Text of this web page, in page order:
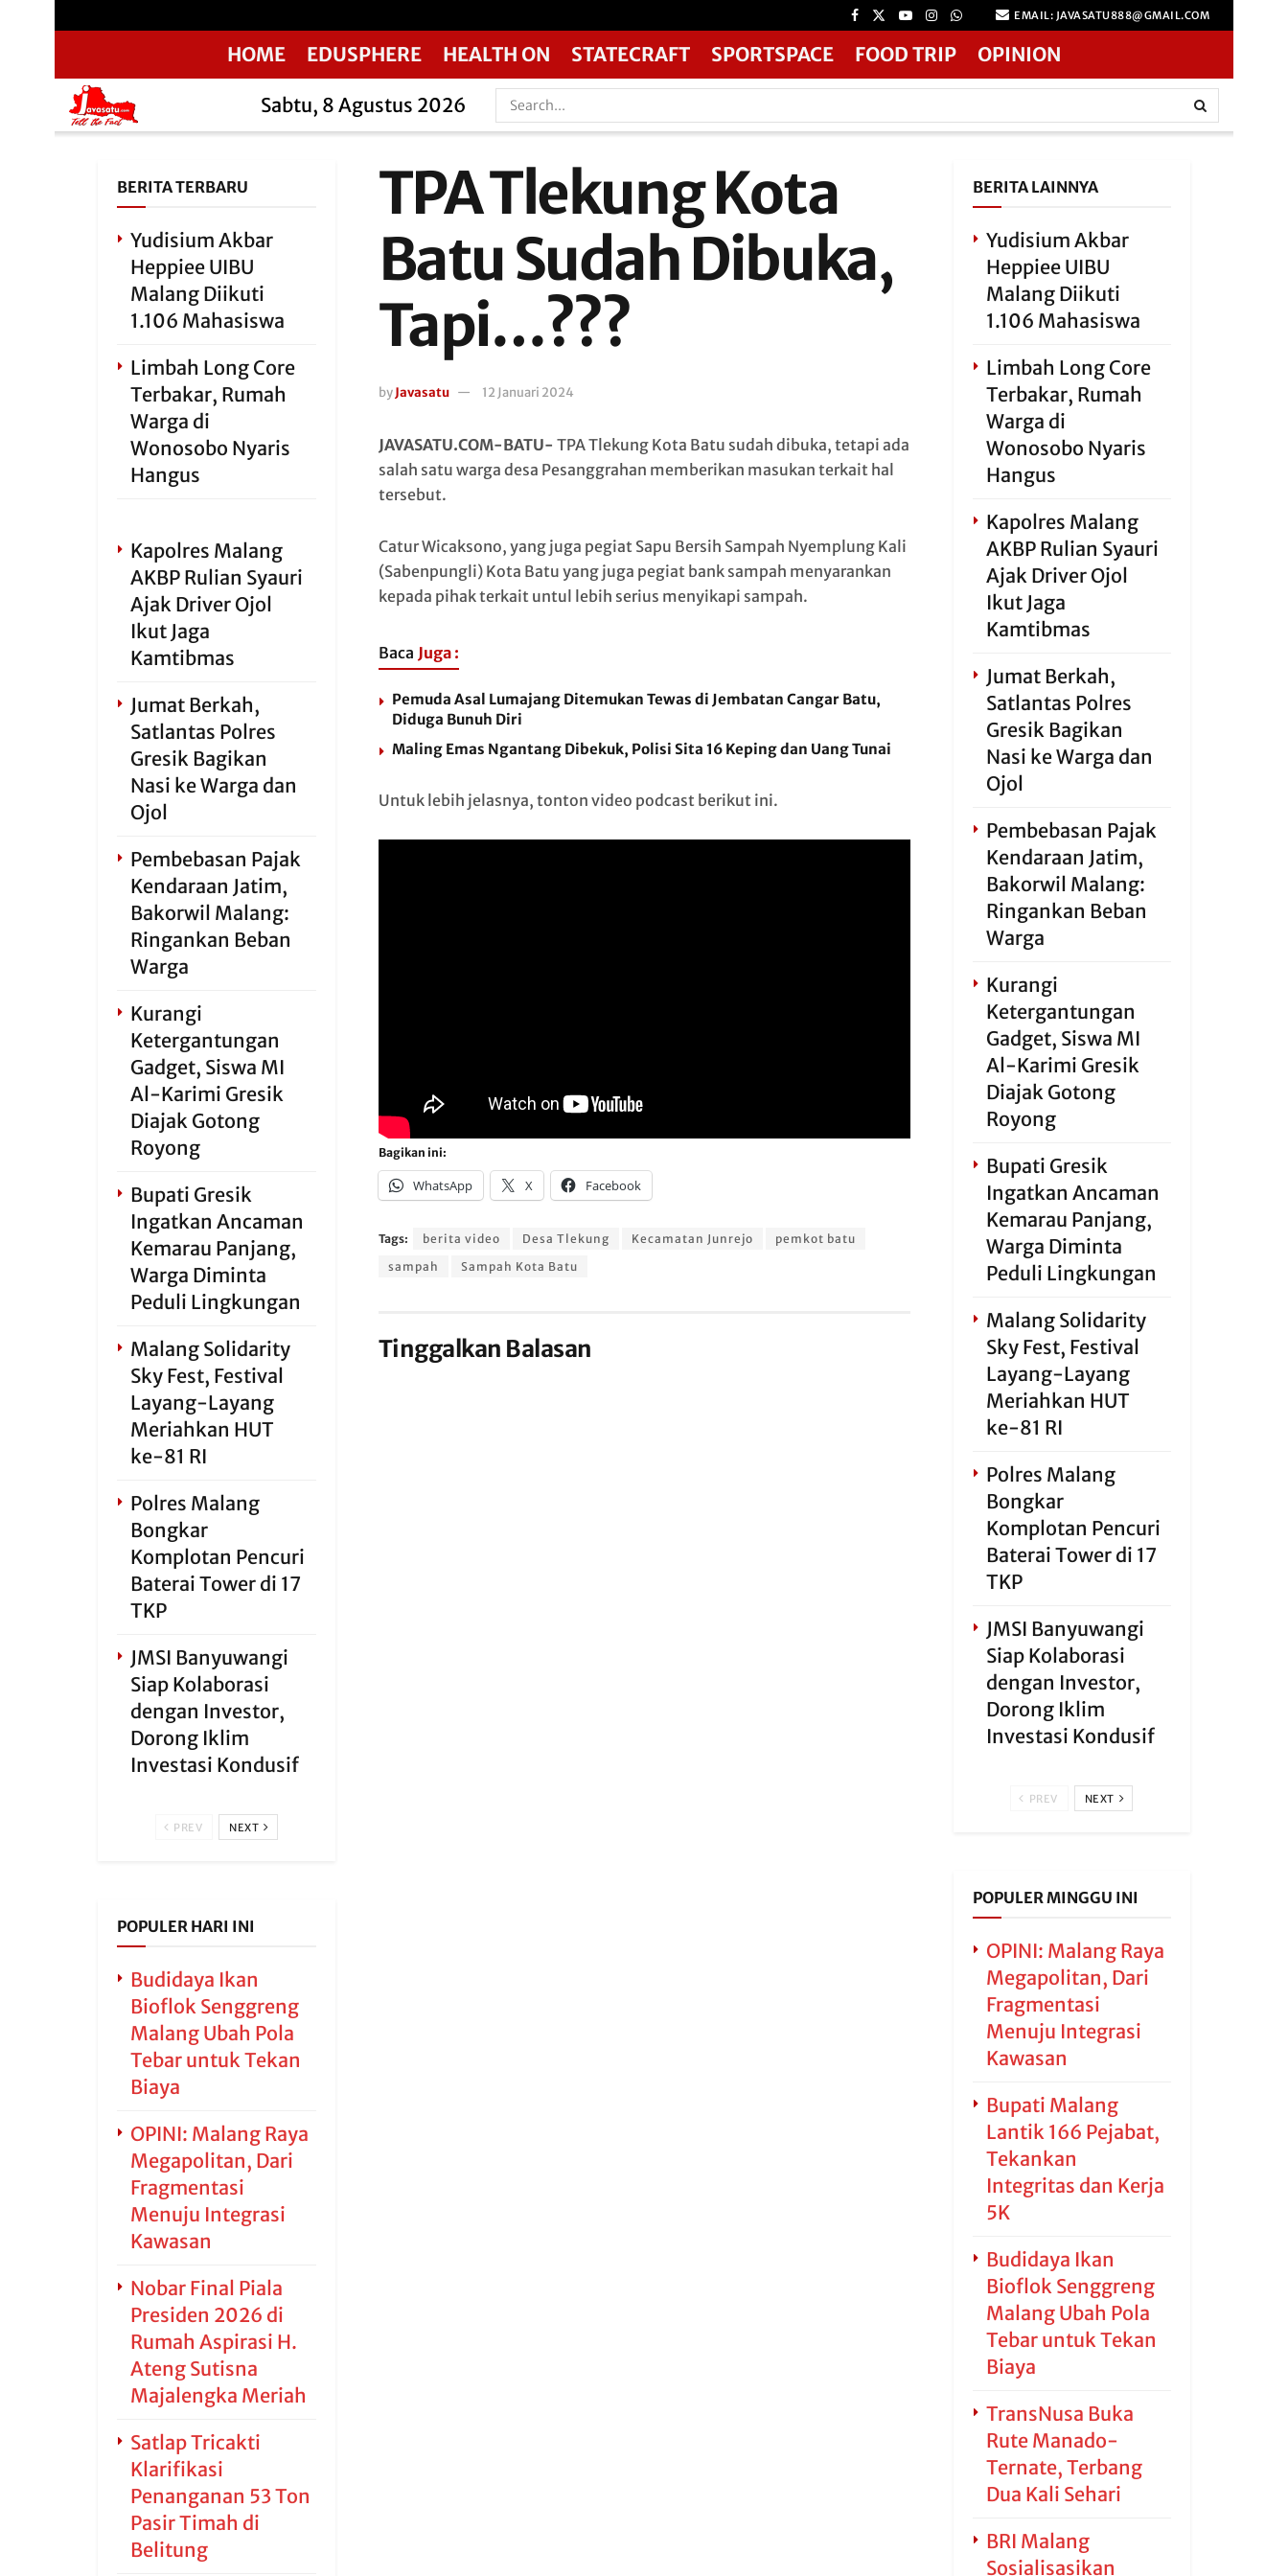
EMAIL: JAVASATU888@GMAIL.COM
HOME EDUSPHERE HEALTH ON STATECRAFT SPORTSPACE FOOD TRIP OPINION
Sabtu, 8 Agustus 2026
TPA Tlekung Kota
Batu Sudah Dibuka,
Tapi…???
by Javasatu 12 Januari 2024
JAVASATU.COM-BATU- TPA Tlekung Kota Batu sudah dibuka, tetapi ada
salah satu warga desa Pesanggrahan memberikan masukan terkait hal
tersebut.
Catur Wicaksono, yang juga pegiat Sapu Bersih Sampah Nyemplung Kali
(Sabenpungli) Kota Batu yang juga pegiat bank sampah menyarankan
kepada pihak terkait untul lebih serius menyikapi sampah.
Baca Juga :
Pemuda Asal Lumajang Ditemukan Tewas di Jembatan Cangar Batu,
Diduga Bunuh Diri
Maling Emas Ngantang Dibekuk, Polisi Sita 16 Keping dan Uang Tunai
Untuk lebih jelasnya, tonton video podcast berikut ini.
Bagikan ini:
WhatsApp X Facebook
Tags: berita video Desa Tlekung Kecamatan Junrejo
pemkot batu
sampah
Sampah Kota Batu
Tinggalkan Balasan
BERITA TERBARU
Yudisium Akbar
Heppiee UIBU
Malang Diikuti
1.106 Mahasiswa
Limbah Long Core
Terbakar, Rumah
Warga di
Wonosobo Nyaris
Hangus
Kapolres Malang
AKBP Rulian Syauri
Ajak Driver Ojol
Ikut Jaga
Kamtibmas
Jumat Berkah,
Satlantas Polres
Gresik Bagikan
Nasi ke Warga dan
Ojol
Pembebasan Pajak
Kendaraan Jatim,
Bakorwil Malang:
Ringankan Beban
Warga
Kurangi
Ketergantungan
Gadget, Siswa MI
Al-Karimi Gresik
Diajak Gotong
Royong
Bupati Gresik
Ingatkan Ancaman
Kemarau Panjang,
Warga Diminta
Peduli Lingkungan
Malang Solidarity
Sky Fest, Festival
Layang-Layang
Meriahkan HUT
ke-81 RI
Polres Malang
Bongkar
Komplotan Pencuri
Baterai Tower di 17
TKP
JMSI Banyuwangi
Siap Kolaborasi
dengan Investor,
Dorong Iklim
Investasi Kondusif
PREV NEXT
POPULER HARI INI
Budidaya Ikan
Bioflok Senggreng
Malang Ubah Pola
Tebar untuk Tekan
Biaya
OPINI: Malang Raya
Megapolitan, Dari
Fragmentasi
Menuju Integrasi
Kawasan
Nobar Final Piala
Presiden 2026 di
Rumah Aspirasi H.
Ateng Sutisna
Majalengka Meriah
Satlap Tricakti
Klarifikasi
Penanganan 53 Ton
Pasir Timah di
Belitung
BERITA LAINNYA
Yudisium Akbar
Heppiee UIBU
Malang Diikuti
1.106 Mahasiswa
Limbah Long Core
Terbakar, Rumah
Warga di
Wonosobo Nyaris
Hangus
Kapolres Malang
AKBP Rulian Syauri
Ajak Driver Ojol
Ikut Jaga
Kamtibmas
Jumat Berkah,
Satlantas Polres
Gresik Bagikan
Nasi ke Warga dan
Ojol
Pembebasan Pajak
Kendaraan Jatim,
Bakorwil Malang:
Ringankan Beban
Warga
Kurangi
Ketergantungan
Gadget, Siswa MI
Al-Karimi Gresik
Diajak Gotong
Royong
Bupati Gresik
Ingatkan Ancaman
Kemarau Panjang,
Warga Diminta
Peduli Lingkungan
Malang Solidarity
Sky Fest, Festival
Layang-Layang
Meriahkan HUT
ke-81 RI
Polres Malang
Bongkar
Komplotan Pencuri
Baterai Tower di 17
TKP
JMSI Banyuwangi
Siap Kolaborasi
dengan Investor,
Dorong Iklim
Investasi Kondusif
PREV NEXT
POPULER MINGGU INI
OPINI: Malang Raya
Megapolitan, Dari
Fragmentasi
Menuju Integrasi
Kawasan
Bupati Malang
Lantik 166 Pejabat,
Tekankan
Integritas dan Kerja
5K
Budidaya Ikan
Bioflok Senggreng
Malang Ubah Pola
Tebar untuk Tekan
Biaya
TransNusa Buka
Rute Manado-
Ternate, Terbang
Dua Kali Sehari
BRI Malang
Sosialisasikan